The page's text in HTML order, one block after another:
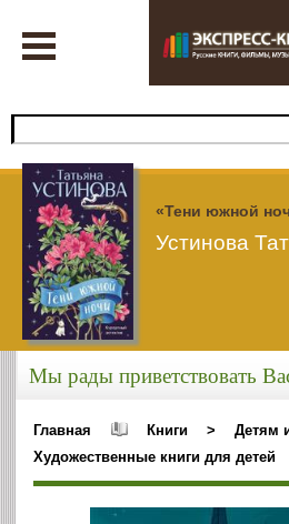
«Тени южной
Устинова
Мы рады приветствовать
Главная Книги > Детям
Художественные книги для детей